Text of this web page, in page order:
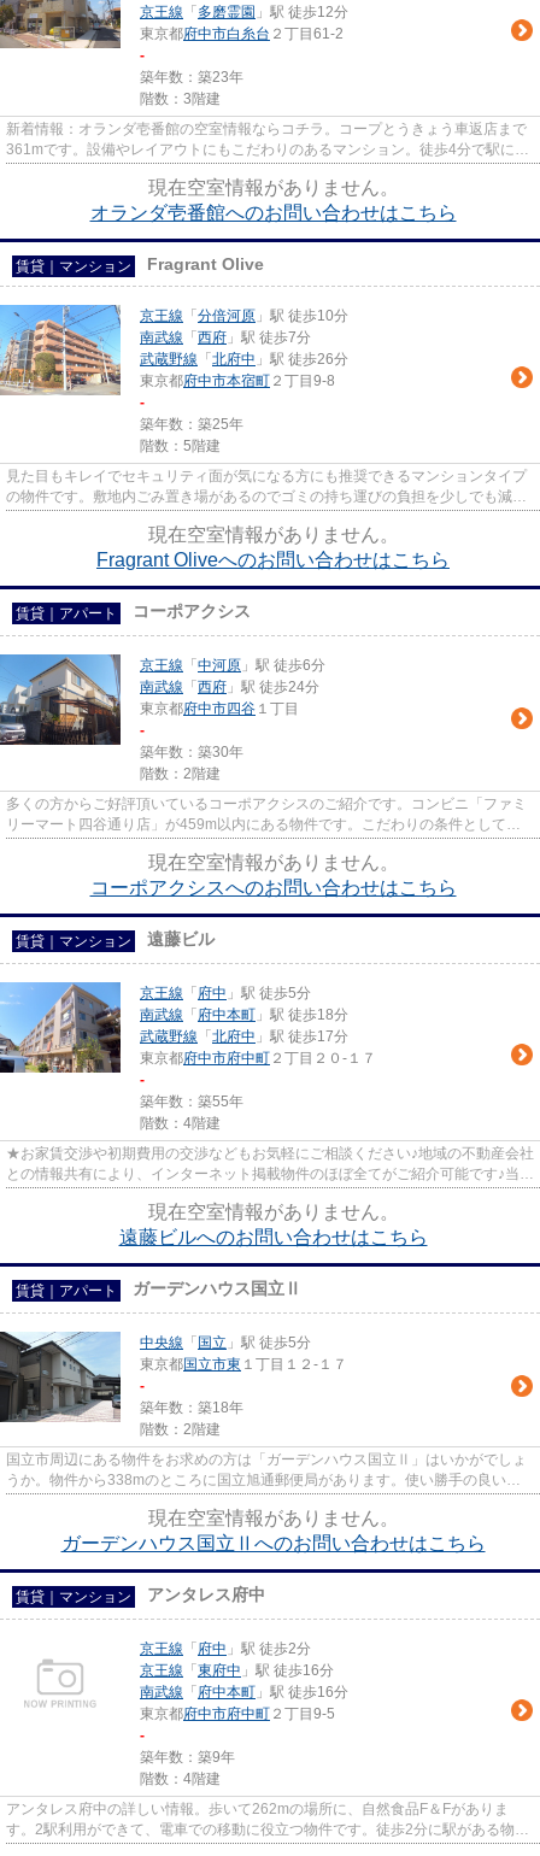
京王線 「 多磨霊園 」駅 徒歩12分
東京都府中市白糸台 ２丁目61-2
-
築年数：築23年
階数：3階建
新着情報：オランダ壱番館の空室情報ならコチラ。コープとうきょう車返店まで
361mです。設備やレイアウトにもこだわりのあるマンション。徒歩4分で駅にア
現在空室情報がありません。
オランダ壱番館へのお問い合わせはこちら
賃貸｜マンション Fragrant Olive
京王線 「 分倍河原 」駅 徒歩10分
南武線 「 西府 」駅 徒歩7分
武蔵野線 「 北府中 」駅 徒歩26分
東京都府中市本宿町 ２丁目9-8
-
築年数：築25年
階数：5階建
見た目もキレイでセキュリティ面が気になる方にも推奨できるマンションタイプ
の物件です。敷地内ごみ置き場があるのでゴミの持ち運びの負担を少しでも減ら
現在空室情報がありません。
Fragrant Oliveへのお問い合わせはこちら
賃貸｜アパート コーポアクシス
京王線 「 中河原 」駅 徒歩6分
南武線 「 西府 」駅 徒歩24分
東京都府中市四谷 １丁目
-
築年数：築30年
階数：2階建
多くの方からご好評頂いているコーポアクシスのご紹介です。コンビニ「ファミ
リーマート四谷通り店」が459m以内にある物件です。こだわりの条件として多
現在空室情報がありません。
コーポアクシスへのお問い合わせはこちら
賃貸｜マンション 遠藤ビル
京王線 「 府中 」駅 徒歩5分
南武線 「 府中本町 」駅 徒歩18分
武蔵野線 「 北府中 」駅 徒歩17分
東京都府中市府中町 ２丁目２０-１７
-
築年数：築55年
階数：4階建
★お家賃交渉や初期費用の交渉などもお気軽にご相談ください♪地域の不動産会社
との情報共有により、インターネット掲載物件のほぼ全てがご紹介可能です♪当店
現在空室情報がありません。
遠藤ビルへのお問い合わせはこちら
賃貸｜アパート ガーデンハウス国立Ⅱ
中央線 「 国立 」駅 徒歩5分
東京都国立市東 １丁目１２-１７
-
築年数：築18年
階数：2階建
国立市周辺にある物件をお求めの方は「ガーデンハウス国立Ⅱ」はいかがでしょ
うか。物件から338mのところに国立旭通郵便局があります。使い勝手の良いア
現在空室情報がありません。
ガーデンハウス国立Ⅱへのお問い合わせはこちら
賃貸｜マンション アンタレス府中
京王線 「 府中 」駅 徒歩2分
京王線 「 東府中 」駅 徒歩16分
南武線 「 府中本町 」駅 徒歩16分
東京都府中市府中町 ２丁目9-5
-
築年数：築9年
階数：4階建
アンタレス府中の詳しい情報。歩いて262mの場所に、自然食品F＆Fがありま
す。2駅利用ができて、電車での移動に役立つ物件です。徒歩2分に駅がある物件